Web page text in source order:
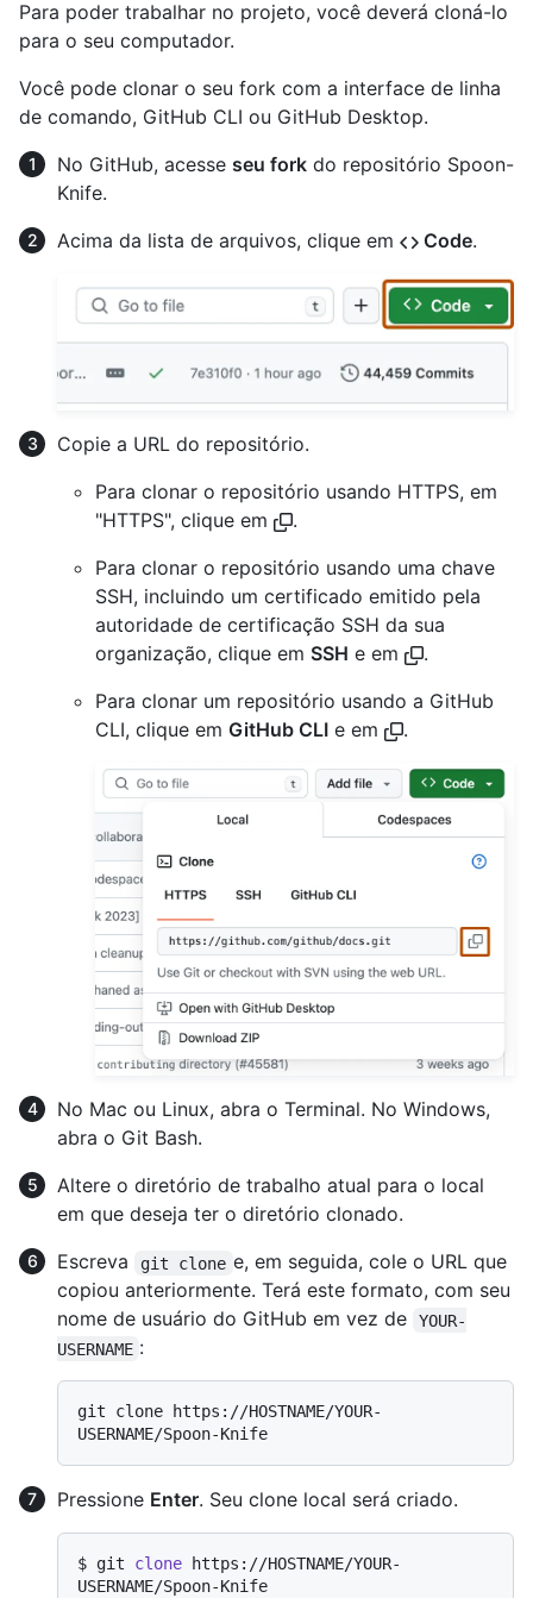
Para poder trabalhar no projeto, você deverá cloná-lo
para o seu computador.
Você pode clonar o seu fork com a interface de linha
de comando, GitHub CLI ou GitHub Desktop.
No GitHub, acesse seu fork do repositório Spoon-
Knife.
Acima da lista de arquivos, clique em
Code.
Copie a URL do repositório.
Para clonar o repositório usando HTTPS, em
"HTTPS", clique em
.
Para clonar o repositório usando uma chave
SSH, incluindo um certificado emitido pela
autoridade de certificação SSH da sua
organização, clique em SSH e em
.
Para clonar um repositório usando a GitHub
CLI, clique em GitHub CLI e em .
No Mac ou Linux, abra o Terminal. No Windows,
abra o Git Bash.
Altere o diretório de trabalho atual para o local
em que deseja ter o diretório clonado.
Escreva
git clone e, em seguida, cole o URL que
copiou anteriormente. Terá este formato, com seu
nome de usuário do GitHub em vez de
YOUR-
USERNAME :
git clone https://HOSTNAME/YOUR-
Pressione Enter. Seu clone local será criado.
$ git clone https://HOSTNAME/YOUR-
USERNAME/Spoon-Knife